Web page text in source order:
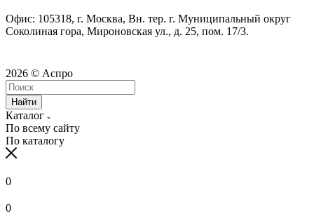
Офис: 105318, г. Москва, Вн. тер. г. Муниципальный округ
Соколиная гора, Мироновская ул., д. 25, пом. 17/3.
2026 © Аспро
Найти
Каталог
По всему сайту
По каталогу
0
0